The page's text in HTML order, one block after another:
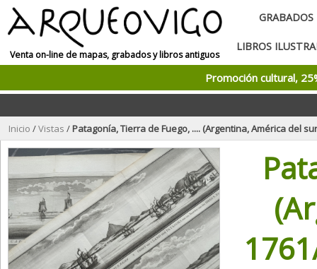
Venta on-line de mapas, grabados y libros antiguos
GRABADOS
LIBROS
Promoción cultural,
Inicio /Vistas /Patagonía, Tierra de Fuego, .... (Argentina, América del sur), 1761/